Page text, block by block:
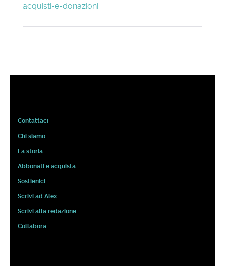
acquisti-e-donazioni
Contattaci
Chi siamo
La storia
Abbonati e acquista
Sostienici
Scrivi ad Alex
Scrivi alla redazione
Collabora